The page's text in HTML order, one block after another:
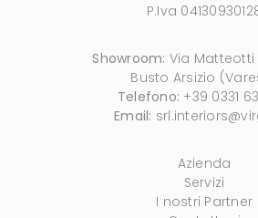
P.Iva
Showroom: Via Matteotti
Busto Arsizio
Telefono: +39 0331
Email:
Azienda
Servizi
I nostri Partner